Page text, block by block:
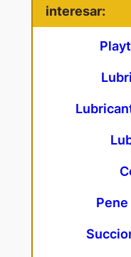
interesar: